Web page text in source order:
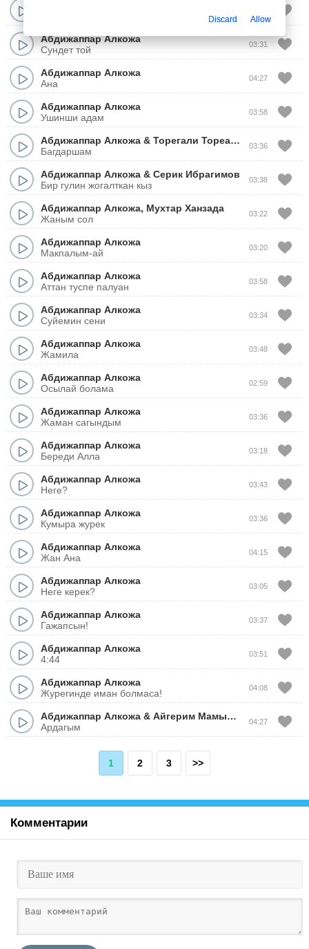
Абдижаппар Алкожа
Сундет той
03:31
Абдижаппар Алкожа
Ана
04:27
Абдижаппар Алкожа
Ушинши адам
03:58
Абдижаппар Алкожа & Торегали Тореали
Багдаршам
03:36
Абдижаппар Алкожа & Серик Ибрагимов
Бир гулин жогалткан кыз
03:38
Абдижаппар Алкожа, Мухтар Ханзада
Жаным сол
03:22
Абдижаппар Алкожа
Макпалым-ай
03:20
Абдижаппар Алкожа
Аттан туспе палуан
03:58
Абдижаппар Алкожа
Суйемин сени
03:34
Абдижаппар Алкожа
Жамила
03:48
Абдижаппар Алкожа
Осылай болама
02:59
Абдижаппар Алкожа
Жаман сагындым
03:36
Абдижаппар Алкожа
Береди Алла
03:18
Абдижаппар Алкожа
Неге?
03:43
Абдижаппар Алкожа
Кумыра журек
03:36
Абдижаппар Алкожа
Жан Ана
04:15
Абдижаппар Алкожа
Неге керек?
03:05
Абдижаппар Алкожа
Гажапсын!
03:37
Абдижаппар Алкожа
4:44
03:51
Абдижаппар Алкожа
Журегинде иман болмаса!
04:08
Абдижаппар Алкожа & Айгерим Мамырова
Ардагым
04:27
1 2 3 >>
Комментарии
Discard Allow